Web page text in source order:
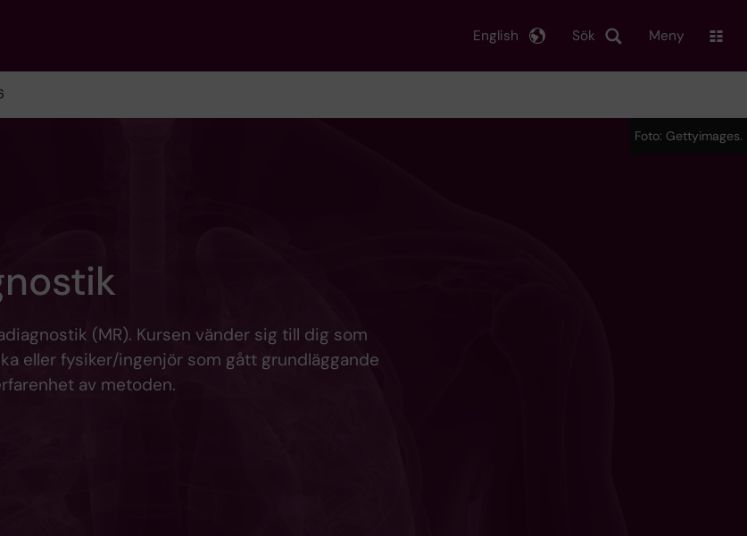
Sök
English Meny
Foto: Gettyimages.
(MR). Kursen vänder sig till dig som
eller fysiker/ingenjör som gått grundläggande
av metoden.